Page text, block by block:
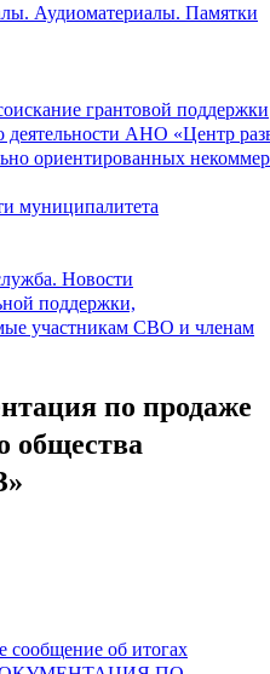
Аудиоматериалы. Памятки
грантовой поддержки
АНО «Центр
ориентированных
муниципалитета
Новости
поддержки,
участникам СВО и членам
по продаже
общества
об итогах